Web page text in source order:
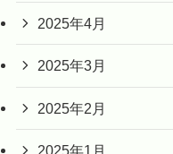
2025年4月
2025年3月
2025年2月
2025年1月